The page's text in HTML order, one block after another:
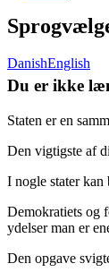
DanishEnglish
Du er ikke
Staten er en
Den vigtigste af
I nogle stater kan
Demokratiets og
ydelser man er
Den opgave